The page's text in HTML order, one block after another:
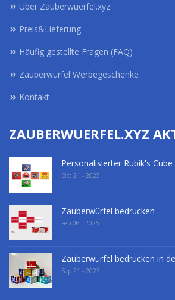
Über Zauberwuerfel.xyz
Preis&Lieferung
Häufig gestellte Fragen (FAQ)
Zauberwürfel Werbegeschenke
Kontakt
ZAUBERWUERFEL.XYZ
Personalisierter Rubik's
Oct 21 - 2025
Zauberwürfel bedrucken
Feb 06 - 2025
Zauberwürfel bedrucken in
Sep 21 - 2023